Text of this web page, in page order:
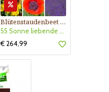
Blütenstaudenbeet Kollektion Nr. 504
55 Sonne liebende Stauden für 6 m² Beet mit Pflanzplan
€ 264,99